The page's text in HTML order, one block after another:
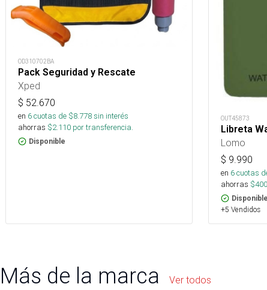
OD310702BA
Pack Seguridad y Rescate
Xped
$ 52.670
en 6cuotas de $8.778sin interés
ahorras $2.110 por transferencia.
Disponible
OUT45873
Libreta
Lomo
$ 9.990
en 6cuotas
ahorras $400
Disponible
+5 Vendidos
Más de la marca Ver todos